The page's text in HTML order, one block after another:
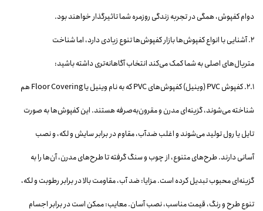
دوام کفپوش، همگی در تجربه زندگی روزمره شما تاثیرگذار خواهند بود.
۲. آشنایی با انواع کفپوش‌ها بازار کفپوش‌ها تنوع زیادی دارد، اما شناخت
متریال‌های اصلی به شما کمک می‌کند انتخاب آگاهانه‌تری داشته باشید:
۲.۱. کفپوش PVC (وینیل) کفپوش‌های PVC که به نام وینیل یا Floor Covering هم
شناخته می‌شوند، گزینه‌ای مدرن و مقرون‌به‌صرفه هستند. این کفپوش‌ها به صورت
تایل یا رول تولید می‌شوند و اغلب ضدآب، مقاوم در برابر سایش و لکه، و نصب
آسانی دارند. طرح‌های متنوع، از چوب و سنگ گرفته تا طرح‌های مدرن، آن‌ها را به
گزینه‌ای محبوب تبدیل کرده است. مزایا: ضد آب، مقاومت بالا در برابر رطوبت و لکه،
تنوع طرح و رنگ، قیمت مناسب، نصب آسان. معایب: ممکن است در برابر اجسام